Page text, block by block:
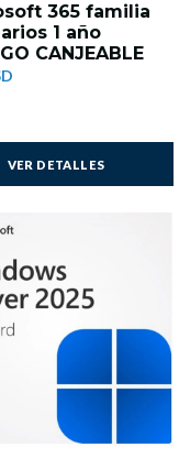
365 familia
1 año
CANJEABLE
VER DETALLES